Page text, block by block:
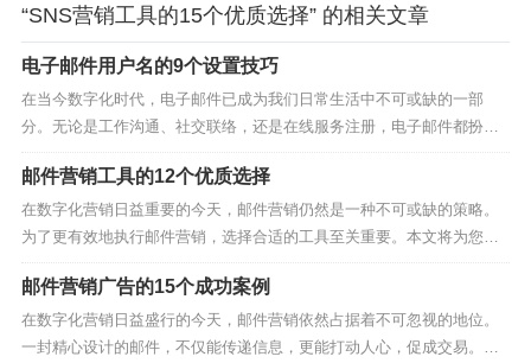
“SNS营销工具的15个优质选择” 的相关文章
电子邮件用户名的9个设置技巧
在当今数字化时代，电子邮件已成为我们日常生活中不可或缺的一部
分。无论是工作沟通、社交联络，还是在线服务注册，电子邮件都扮演
着重要角色。而电子邮件用户名的设置，不仅关乎个人形象，更直接影
响到账户的安全与使用的便捷性。本文将为你详细介绍电子邮件用户名
的9个设置技巧，帮助你打造既个性又安全的电子邮件账户。...
邮件营销工具的12个优质选择
在数字化营销日益重要的今天，邮件营销仍然是一种不可或缺的策略。
为了更有效地执行邮件营销，选择合适的工具至关重要。本文将为您介
绍12个优质的邮件营销工具，帮助您在激烈的市场竞争中脱颖而出。 1.
MailChimp 作为业界领先的邮件营销平台，MailChimp提供了强大的自动
化功能、详尽的分析报告以...
邮件营销广告的15个成功案例
在数字化营销日益盛行的今天，邮件营销依然占据着不可忽视的地位。
一封精心设计的邮件，不仅能传递信息，更能打动人心，促成交易。以